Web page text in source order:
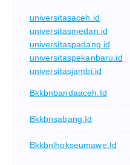
universitasaceh.id
universitasmedan.id
universitaspadang.id
universitaspekanbaru.id
universitasjambi.id
Bkkbnbandaaceh.id
Bkkbnsabang.id
Bkkbnlhokseumawe.id